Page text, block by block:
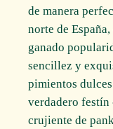
de manera
norte de
ganado
sencillez y
pimientos
verdadero festín
crujiente de